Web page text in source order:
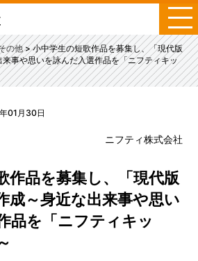
メ
ニ
ュ
ー
の他
小中学生の短歌作品を募集し、「現代版
事や思いを詠んだ入選作品を「ニフティキッ
01月30日
ニフティ株式会社
作品を募集し、「現代版
成～身近な出来事や思い
品を「ニフティキッ